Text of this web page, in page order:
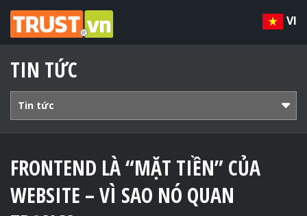
VI
TIN TỨC
Tin tức
FRONTEND LÀ “MẶT TIỀN” CỦA
WEBSITE – VÌ SAO NÓ QUAN